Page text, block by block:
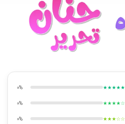
★★★★★
0%
★★★★☆
0%
★★★☆☆
0%